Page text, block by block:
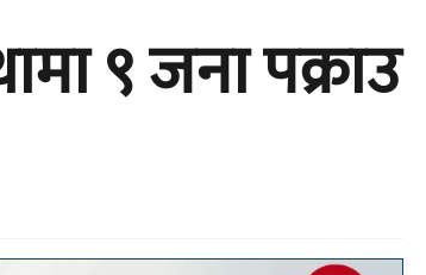
९ जना पक्राउ